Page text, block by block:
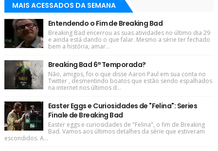
MAIS ACESSADOS DA SEMANA
Entendendo o Fim de Breaking Bad
Breaking Bad encerrou as suas atividades no último dia 29
e ainda está dando o que falar. Mesmo a série ter fechado
bem a história, amar...
Breaking Bad 6ª Temporada?
Não, amigos, foi o que disse Aaron Paul em sua conta no
Twitter , desmentindo boatos que estão sendo espalhados
na internet nos últimos d...
Easter Eggs e Curiosidades de "Felina": Series
Finale de Breaking Bad
Easter eggs e curiosidades de "Felina", o fim de Breaking
Bad. Vamos aos últimos detalhes da série que estiveram
escondidos. A...